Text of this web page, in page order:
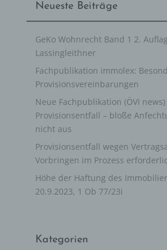
Neueste Beiträge
GeKo Wohnrecht Band 1 2.
Lassingleithner
Fachpublikation immolex:
Provisionsvereinbarungen
Neue Fachpublikation (ÖVI news)
Provisionsentfall – bloße
nicht aus
Provisionsentfall wegen
Vorbringen im Prozess
Höhe der Haftung des
20.9.2023, 1 Ob 77/23i
Kategorien
k) Einwilligung
Einwilligung ist jede von der
für den bestimmten Fall in
unmissverständlich abgegebene
Form einer Erklärung oder einer
bestätigenden Handlung, mit der die
zu verstehen gibt, dass sie mit der
betreffenden personenbezogenen
ist.
Verantwortlichen
Verantwortlicher im Sinne der
Grundverordnung, sonstiger in den
Egger Lassingleithner